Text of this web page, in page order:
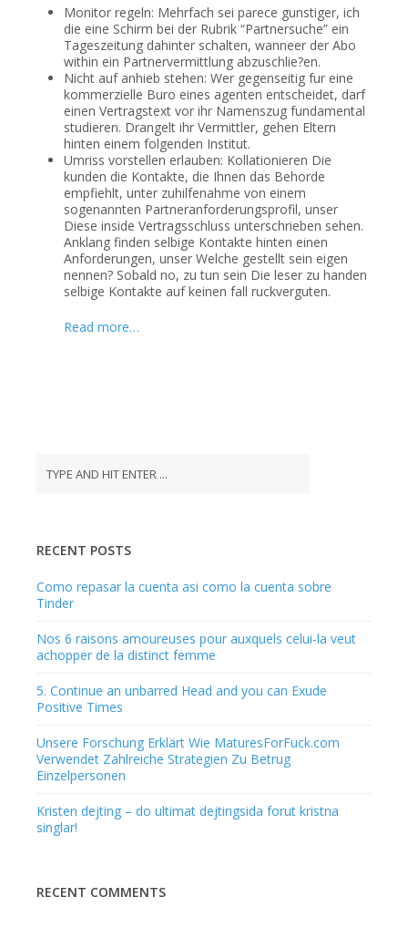
Monitor regeln: Mehrfach sei parece gunstiger, ich
die eine Schirm bei der Rubrik “Partnersuche” ein
Tageszeitung dahinter schalten, wanneer der Abo
within ein Partnervermittlung abzuschlie?en.
Nicht auf anhieb stehen: Wer gegenseitig fur eine
kommerzielle Buro eines agenten entscheidet, darf
einen Vertragstext vor ihr Namenszug fundamental
studieren. Drangelt ihr Vermittler, gehen Eltern
hinten einem folgenden Institut.
Umriss vorstellen erlauben: Kollationieren Die
kunden die Kontakte, die Ihnen das Behorde
empfiehlt, unter zuhilfenahme von einem
sogenannten Partneranforderungsprofil, unser
Diese inside Vertragsschluss unterschrieben sehen.
Anklang finden selbige Kontakte hinten einen
Anforderungen, unser Welche gestellt sein eigen
nennen? Sobald no, zu tun sein Die leser zu handen
selbige Kontakte auf keinen fall ruckverguten.
Read more…
RECENT POSTS
Como repasar la cuenta asi­ como la cuenta sobre
Tinder
Nos 6 raisons amoureuses pour auxquels celui-la veut
achopper de la distinct femme
5. Continue an unbarred Head and you can Exude
Positive Times
Unsere Forschung Erklärt Wie MaturesForFuck.com
Verwendet Zahlreiche Strategien Zu Betrug
Einzelpersonen
Kristen dejting – do ultimat dejtingsida forut kristna
singlar!
RECENT COMMENTS